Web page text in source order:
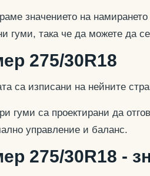
значението на
гуми, така че да можете да
275/30R18
са изписани на нейните
гуми са проектирани да
управление и баланс.
275/30R18 -